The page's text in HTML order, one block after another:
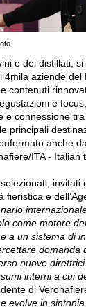
e dei distillati,
4mila aziende del
contenuti
e
e connessione
principali
anche
ITA - Italian
invitati
fieristica e
come motore
a un sistema di
domanda
nuove
interni a cui
di
evolve in